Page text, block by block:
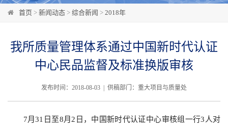
首页 > 新闻动态 > 综合新闻 > 2018年
我所质量管理体系通过中国新时代认证
中心民品监督及标准换版审核
发布时间：2018-08-03 | 供稿部门：重大项目与质量处
7月31 日至8月 2 日，中国新时代认证中心审核组一行3 人对